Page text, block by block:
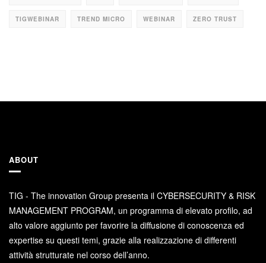
TIGWEBINAR TREND MICRO WEBINAR ZERO TRUST
ABOUT
TIG - The innovation Group presenta il CYBERSECURITY & RISK
MANAGEMENT PROGRAM, un programma di elevato profilo, ad
alto valore aggiunto per favorire la diffusione di conoscenza ed
expertise su questi temi, grazie alla realizzazione di differenti
attività strutturate nel corso dell’anno.